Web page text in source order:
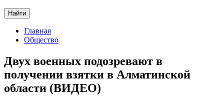
Найти
Главная
Общество
Двух военных подозревают в
получении взятки в Алматинской
области (ВИДЕО)